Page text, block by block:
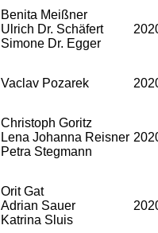
Benita Meißner
Ulrich Dr. Schäfert
Simone Dr. Egger
Vaclav Pozarek
Christoph Goritz
Lena Johanna Reisner
Petra Stegmann
Orit Gat
Adrian Sauer
Katrina Sluis